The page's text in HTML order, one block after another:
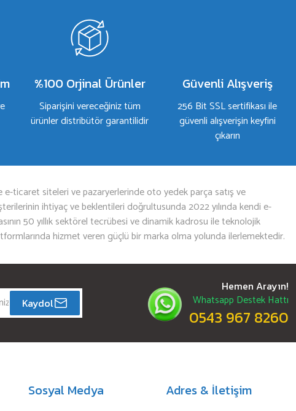
%100 Orjinal Ürünler
Siparişini vereceğiniz tüm
ürünler distribütör garantilidir
Güvenli Alışveriş
256 Bit SSL sertifikası ile
güvenli alışverişin keyfini
çıkarın
ticaret siteleri ve pazaryerlerinde oto yedek parça satış ve
ihtiyaç ve beklentileri doğrultusunda 2022 yılında kendi e-
50 yıllık sektörel tecrübesi ve dinamik kadrosu ile teknolojik
hizmet veren güçlü bir marka olma yolunda ilerlemektedir.
Kaydol
Hemen Arayın!
Whatsapp Destek Hattı
0543 967 8260
Sosyal Medya Adres & İletişim